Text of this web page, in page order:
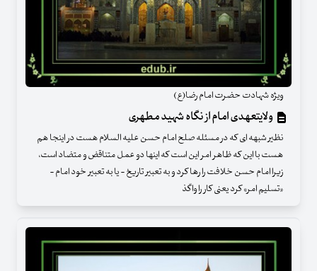
ویژه شهادت حضرت امام رضا(ع)
ولایتعهدی امام از نگاه شهید مطهری
نظیر شبهه ای که در مسئله صلح امام حسن علیه السلام هست در اینجا هم
هست با این که ظاهر امر این است که اینها دو عمل متناقض و متضاد است،
زیرا امام حسن خلافت را رها کرد و به تعبیر تاریخ - یا به تعبیر خود امام -
«تسلیم امر» کرد یعنی کار را واگذ